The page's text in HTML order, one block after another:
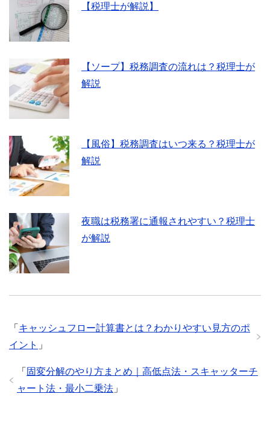
【税理士が解説】
【ソープ】税務調査の流れは？税理士が
解説
【風俗】税務調査はいつ来る？税理士が
解説
夜職は税務署に通報されやすい？税理士
が解説
「 キャッシュフロー計算書とは？わかりやすい見方のポ
イント 」
「 固変分解のやり方まとめ｜高低点法・スキャッターチ
ャート法・最小二乗法 」